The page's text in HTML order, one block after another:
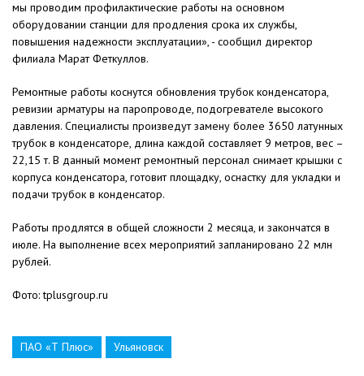
мы проводим профилактические работы на основном
оборудовании станции для продления срока их службы,
повышения надежности эксплуатации», - сообщил директор
филиала Марат Феткуллов.
Ремонтные работы коснутся обновления трубок конденсатора,
ревизии арматуры на паропроводе, подогревателе высокого
давления. Специалисты произведут замену более 3650 латунных
трубок в конденсаторе, длина каждой составляет 9 метров, вес –
22,15 т. В данный момент ремонтный персонал снимает крышки с
корпуса конденсатора, готовит площадку, оснастку для укладки и
подачи трубок в конденсатор.
Работы продлятся в общей сложности 2 месяца, и закончатся в
июле. На выполнение всех мероприятий запланировано 22 млн
рублей.
Фото: tplusgroup.ru
ПАО «Т Плюс» Ульяновск